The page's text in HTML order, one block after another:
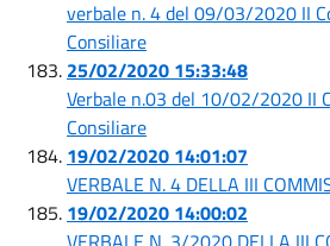
verbale n. 4 del 09/03/2020 II
Consiliare
25/02/2020 15:33:48
Verbale n.03 del 10/02/2020 II
Consiliare
19/02/2020 14:01:07
VERBALE N. 4 DELLA III
19/02/2020 14:00:02